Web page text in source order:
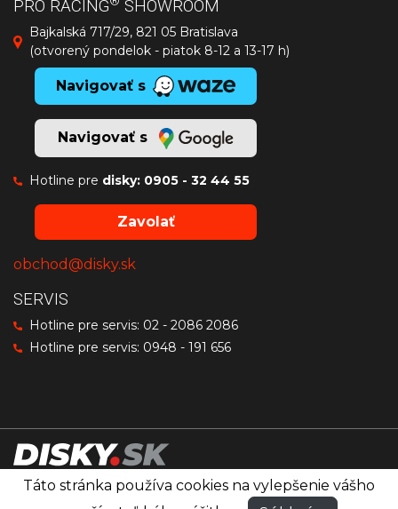
PRO RACING SHOWROOM
Bajkalská 717/29, 821 05 Bratislava
(otvorený pondelok - piatok 8-12 a 13-17 h)
Navigovať s
Navigovať s
Hotline pre disky: 0905 - 32 44 55
Zavolať
obchod@disky.sk
SERVIS
Hotline pre servis: 02 - 2086 2086
Hotline pre servis: 0948 - 191 656
Disky značiek OZ Racing, MSW a Sparco
Táto stránka používa cookies na vylepšenie vášho